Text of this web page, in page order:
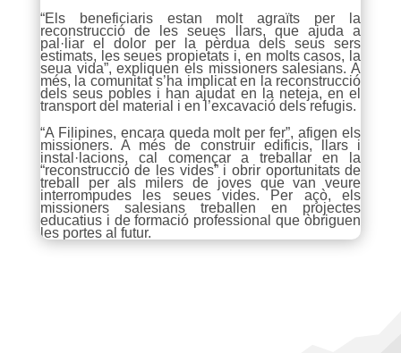
“Els beneficiaris estan molt agraïts per la
reconstrucció de les seues llars, que ajuda a
pal·liar el dolor per la pèrdua dels seus sers
estimats, les seues propietats i, en molts casos, la
seua vida”, expliquen els missioners salesians. A
més, la comunitat s’ha implicat en la reconstrucció
dels seus pobles i han ajudat en la neteja, en el
transport del material i en l’excavació dels refugis.
“A Filipines, encara queda molt per fer”, afigen els
missioners. A més de construir edificis, llars i
instal·lacions, cal començar a treballar en la
“reconstrucció de les vides” i obrir oportunitats de
treball per als milers de joves que van veure
interrompudes les seues vides. Per açò, els
missioners salesians treballen en projectes
educatius i de formació professional que òbriguen
les portes al futur.